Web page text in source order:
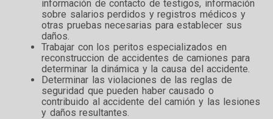
información de contacto de testigos, información
sobre salarios perdidos y registros médicos y
otras pruebas necesarias para establecer sus
daños.
Trabajar con los peritos especializados en
reconstruccion de accidentes de camiones para
determinar la dinámica y la causa del accidente.
Determinar las violaciones de las reglas de
seguridad que pueden haber causado o
contribuido al accidente del camión y las lesiones
y daños resultantes.